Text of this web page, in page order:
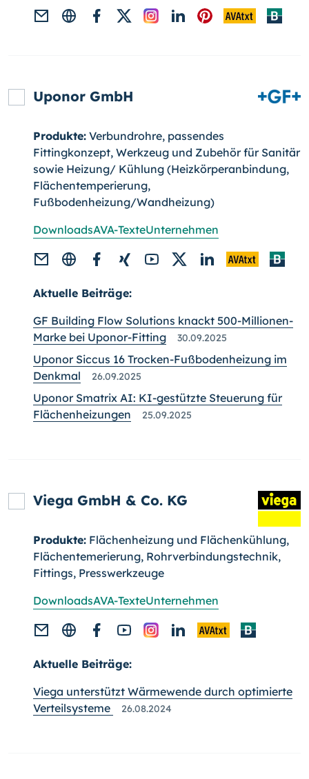
Uponor GmbH
Produkte: Verbundrohre, passendes
Fittingkonzept, Werkzeug und Zube­hör für Sanitär
sowie Heizung/ Kühlung (Heizkörperanbindung,
Flächentemperierung,
Fußbodenheizung/Wandheizung)
DownloadsAVA-TexteUnternehmen
Aktuelle Beiträge:
GF Building Flow Solutions knackt 500-Millionen-
Marke bei Uponor-Fitting
30.09.2025
Uponor Siccus 16 Trocken-Fußbodenheizung im
Denkmal
26.09.2025
Uponor Smatrix AI: KI-gestützte Steuerung für
Flächenheizungen
25.09.2025
Viega GmbH & Co. KG
Produkte: Flächenheizung und Flächenkühlung,
Flächentemerierung, Rohrverbindungstechnik,
Fittings, Presswerkzeuge
DownloadsAVA-TexteUnternehmen
Aktuelle Beiträge:
Viega unterstützt Wärmewende durch optimierte
Verteilsysteme
26.08.2024